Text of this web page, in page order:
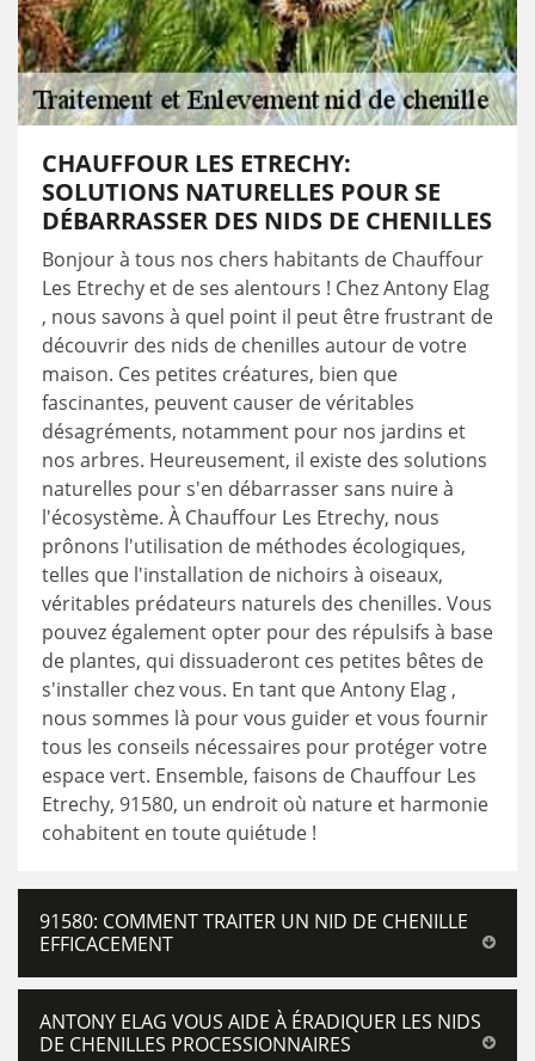
CHAUFFOUR LES ETRECHY:
SOLUTIONS NATURELLES POUR SE
DÉBARRASSER DES NIDS DE CHENILLES
Bonjour à tous nos chers habitants de Chauffour
Les Etrechy et de ses alentours ! Chez Antony Elag
, nous savons à quel point il peut être frustrant de
découvrir des nids de chenilles autour de votre
maison. Ces petites créatures, bien que
fascinantes, peuvent causer de véritables
désagréments, notamment pour nos jardins et
nos arbres. Heureusement, il existe des solutions
naturelles pour s'en débarrasser sans nuire à
l'écosystème. À Chauffour Les Etrechy, nous
prônons l'utilisation de méthodes écologiques,
telles que l'installation de nichoirs à oiseaux,
véritables prédateurs naturels des chenilles. Vous
pouvez également opter pour des répulsifs à base
de plantes, qui dissuaderont ces petites bêtes de
s'installer chez vous. En tant que Antony Elag ,
nous sommes là pour vous guider et vous fournir
tous les conseils nécessaires pour protéger votre
espace vert. Ensemble, faisons de Chauffour Les
Etrechy, 91580, un endroit où nature et harmonie
cohabitent en toute quiétude !
91580: COMMENT TRAITER UN NID DE CHENILLE
EFFICACEMENT
ANTONY ELAG VOUS AIDE À ÉRADIQUER LES NIDS
DE CHENILLES PROCESSIONNAIRES